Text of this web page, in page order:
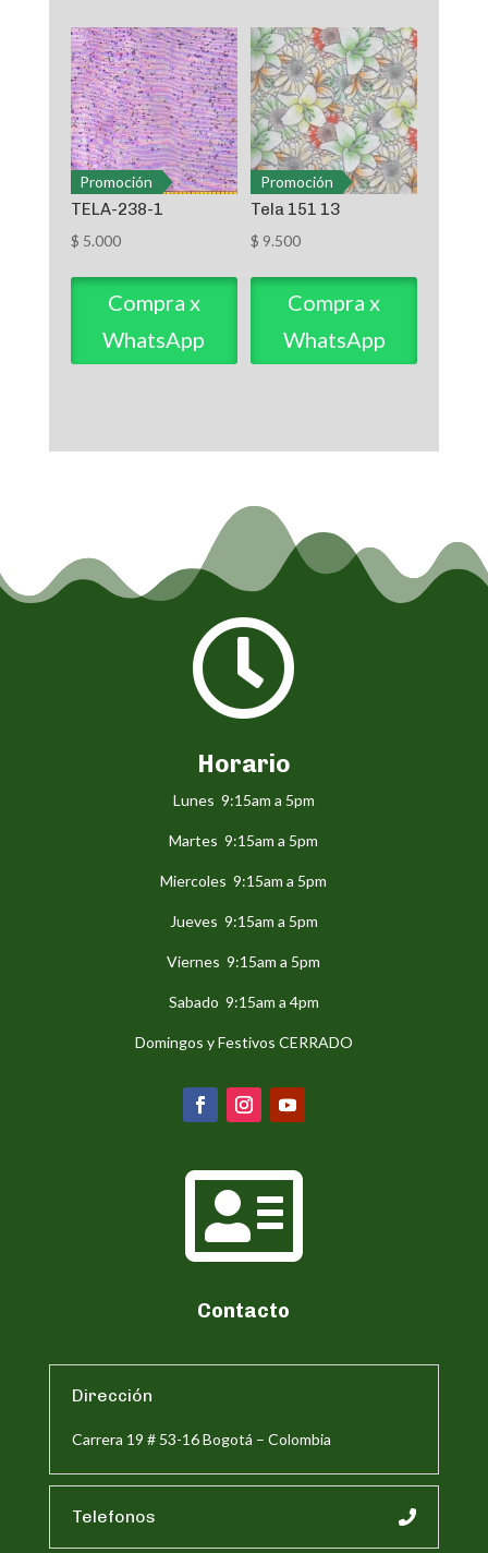
Promoción
TELA-238-1
$ 5.000
Compra x
WhatsApp
Promoción
Tela 151 13
$ 9.500
Compra x
WhatsApp

Horario
Lunes 9:15am a 5pm
Martes 9:15am a 5pm
Miercoles 9:15am a 5pm
Jueves 9:15am a 5pm
Viernes 9:15am a 5pm
Sabado 9:15am a 4pm
Domingos y Festivos CERRADO

Contacto
Dirección
Carrera 19 # 53-16 Bogotá – Colombia
Telefonos